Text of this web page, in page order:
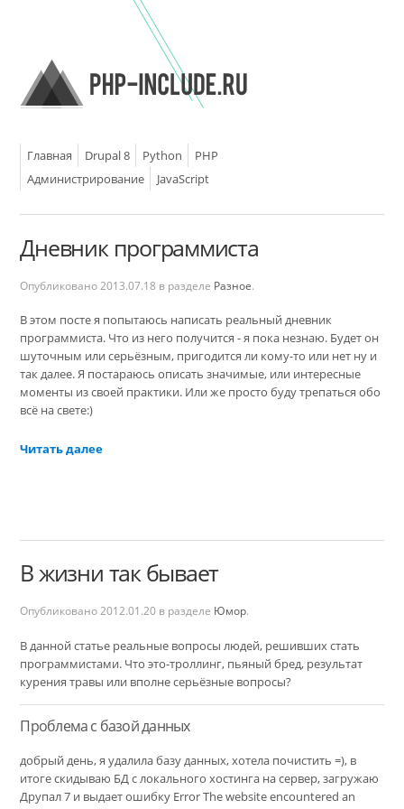
Главная Drupal 8 Python
PHP
Администрирование
JavaScript
Дневник программиста
Опубликовано 2013.07.18 в разделе Разное.
В этом посте я попытаюсь написать реальный дневник
программиста. Что из него получится - я пока незнаю. Будет он
шуточным или серьёзным, пригодится ли кому-то или нет ну и
так далее. Я постараюсь описать значимые, или интересные
моменты из своей практики. Или же просто буду трепаться обо
всё на свете:)
Читать далее
В жизни так бывает
Опубликовано2012.01.20 в разделе Юмор.
В данной статье реальные вопросы людей, решивших стать
программистами. Что это-троллинг, пьяный бред, результат
курения травы или вполне серьёзные вопросы?
Проблема с базой данных
добрый день, я удалила базу данных, хотела почистить =), в
итоге скидываю БД с локального хостинга на сервер, загружаю
Друпал 7 и выдает ошибку Error The website encountered an